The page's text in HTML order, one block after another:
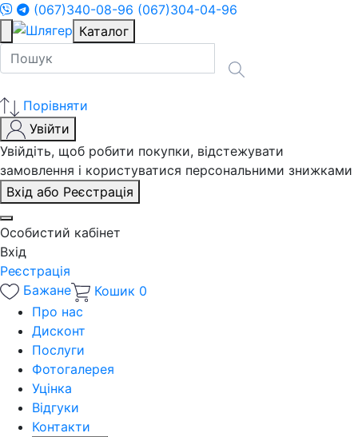
(067)340-08-96 (067)304-04-96
Каталог
Порівняти
Увійти
Увійдіть, щоб робити покупки, відстежувати
замовлення і користуватися персональними знижками
Вхід або Реєстрація
Особистий кабінет
Вхід
Реєстрація
Бажане
Кошик 0
Про нас
Дисконт
Послуги
Фотогалерея
Уцінка
Відгуки
Контакти